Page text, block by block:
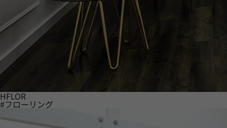
HFLOR
#フローリング